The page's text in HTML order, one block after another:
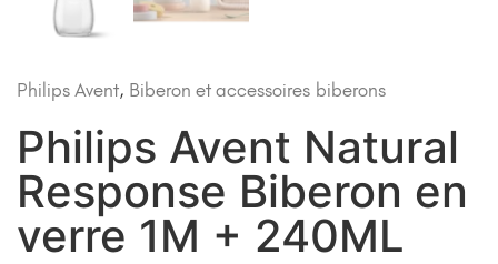
Philips Avent, Biberon et accessoires biberons
Philips Avent Natural
Response Biberon en
verre 1M + 240ML